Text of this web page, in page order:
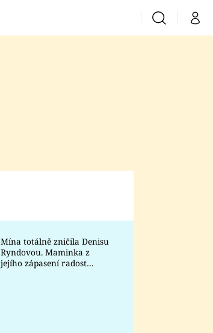
VyhledáváníMůj
Prima Lajk
Sledujte nás
Mína totálně zničila Denisu
Ryndovou. Maminka z
jejího zápasení radost